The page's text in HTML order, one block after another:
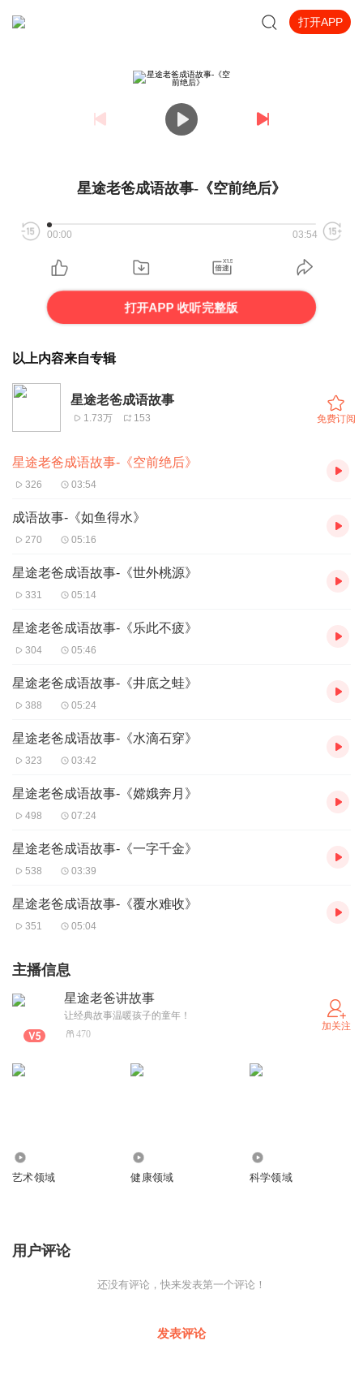
打开APP
星途老爸成语故事-《空前绝后》
00:00 03:54
打开APP 收听完整版
以上内容来自专辑
星途老爸成语故事
1.73万 153 免费订阅
星途老爸成语故事-《空前绝后》
326 03:54
成语故事-《如鱼得水》
270 05:16
星途老爸成语故事-《世外桃源》
331 05:14
星途老爸成语故事-《乐此不疲》
304 05:46
星途老爸成语故事-《井底之蛙》
388 05:24
星途老爸成语故事-《水滴石穿》
323 03:42
星途老爸成语故事-《嫦娥奔月》
498 07:24
星途老爸成语故事-《一字千金》
538 03:39
星途老爸成语故事-《覆水难收》
351 05:04
主播信息
星途老爸讲故事
让经典故事温暖孩子的童年！
470
加关注
艺术领域 健康领域 科学领域
用户评论
还没有评论，快来发表第一个评论！
发表评论